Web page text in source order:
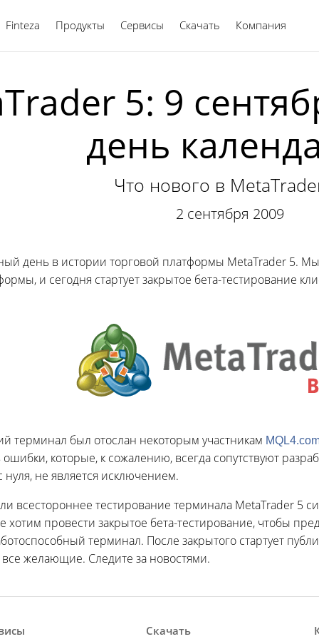
Finteza Продукты Сервисы Скачать Компания
5: 9
день
Что нового в
2 сентября 2009
день в истории торговой платформы MetaTrader 5.
и сегодня стартует закрытое бета-тестирование
терминал был отослан некоторым участникам
которые, к сожалению, всегда сопутствуют
не является исключением.
всестороннее тестирование терминала MetaTrader 5
хотим провести закрытое бета-тестирование, чтобы
терминал. После закрытого стартует
все желающие. Следите за новостями.
Скачать